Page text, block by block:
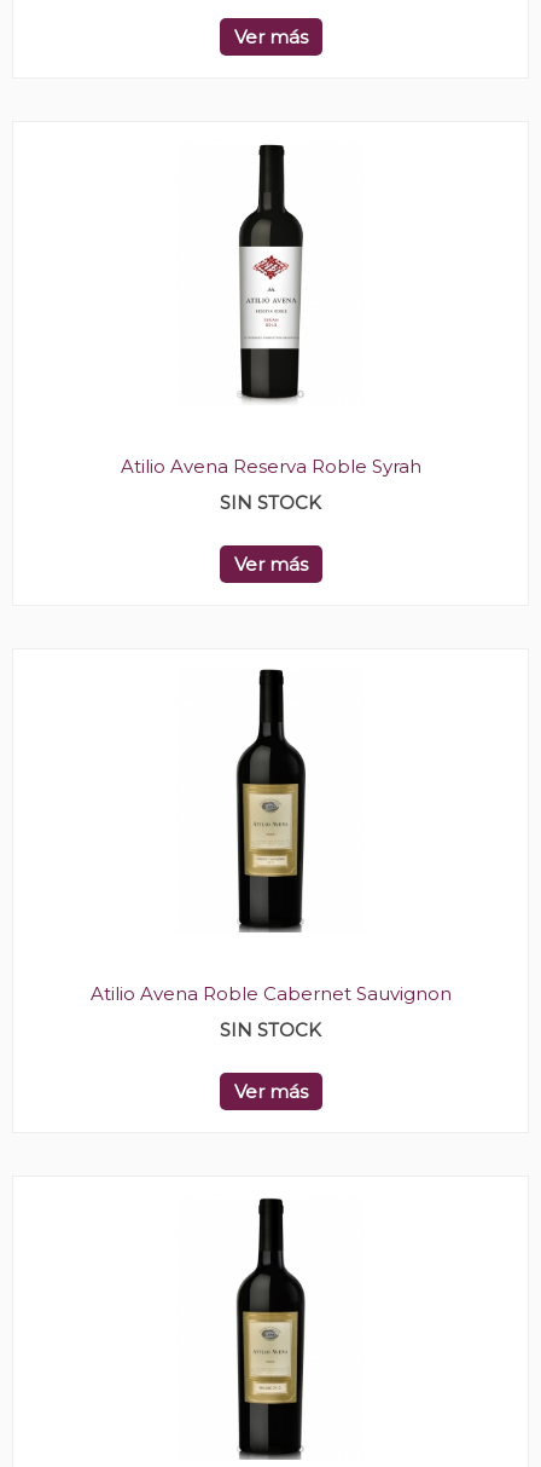
Ver más
Atilio Avena Reserva Roble Syrah
SIN STOCK
Ver más
Atilio Avena Roble Cabernet Sauvignon
SIN STOCK
Ver más